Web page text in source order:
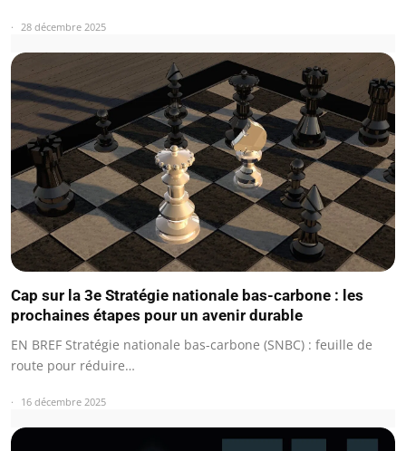
28 décembre 2025
Cap sur la 3e Stratégie nationale bas-carbone : les
prochaines étapes pour un avenir durable
EN BREF Stratégie nationale bas-carbone (SNBC) : feuille de
route pour réduire…
16 décembre 2025